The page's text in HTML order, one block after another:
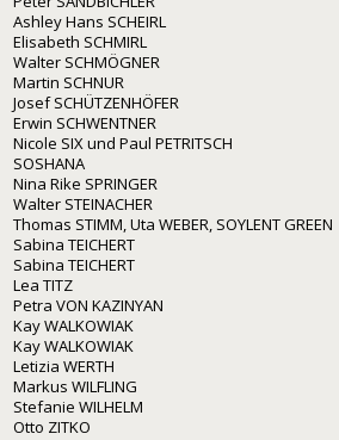
Ashley Hans SCHEIRL
Elisabeth SCHMIRL
Walter SCHMÖGNER
Martin SCHNUR
Josef SCHÜTZENHÖFER
Erwin SCHWENTNER
Nicole SIX und Paul PETRITSCH
SOSHANA
Nina Rike SPRINGER
Walter STEINACHER
Thomas STIMM, Uta WEBER, SOYLENT GREEN
Sabina TEICHERT
Sabina TEICHERT
Lea TITZ
Petra VON KAZINYAN
Kay WALKOWIAK
Kay WALKOWIAK
Letizia WERTH
Markus WILFLING
Stefanie WILHELM
Otto ZITKO